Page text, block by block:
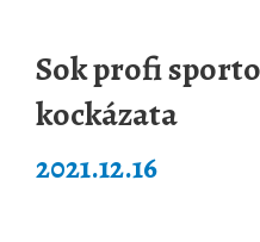
Sok profi
kockázata
2021.12.16